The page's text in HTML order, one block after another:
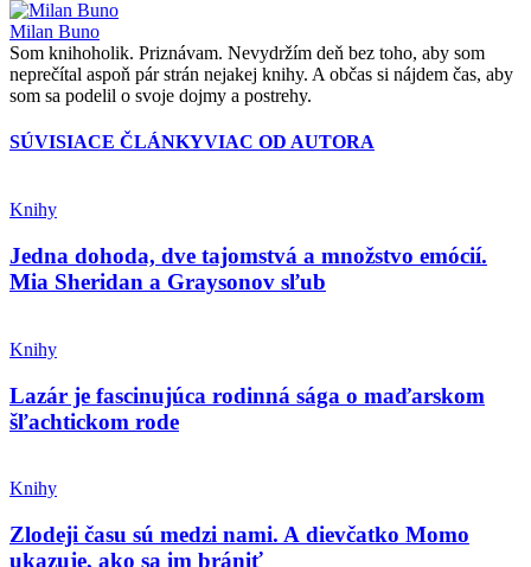
Milan Buno
Som knihoholik. Priznávam. Nevydržím deň bez toho, aby som
neprečítal aspoň pár strán nejakej knihy. A občas si nájdem čas, aby
som sa podelil o svoje dojmy a postrehy.
SÚVISIACE ČLÁNKYVIAC OD AUTORA
Knihy
Jedna dohoda, dve tajomstvá a množstvo emócií.
Mia Sheridan a Graysonov sľub
Knihy
Lazár je fascinujúca rodinná sága o maďarskom
šľachtickom rode
Knihy
Zlodeji času sú medzi nami. A dievčatko Momo
ukazuje, ako sa im brániť